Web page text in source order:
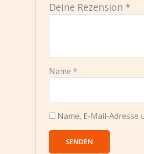
Deine Rezension *
Name *
Name, E-Mail-